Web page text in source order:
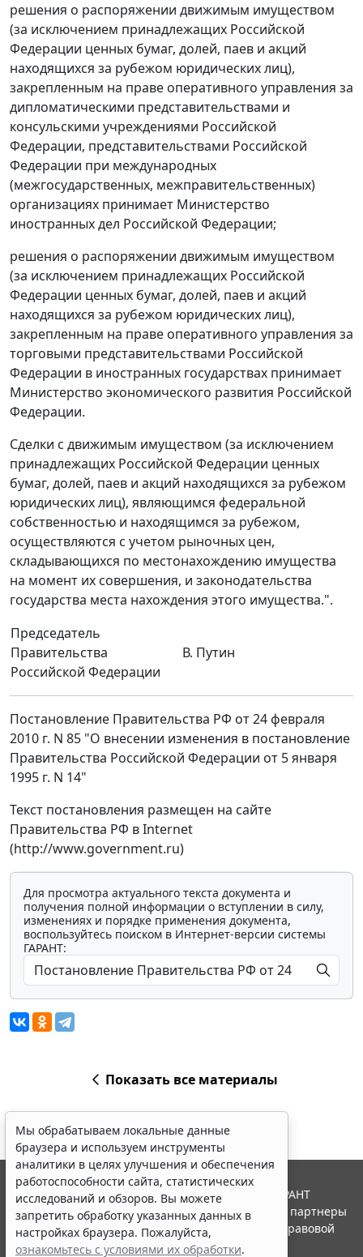
решения о распоряжении движимым имуществом
(за исключением принадлежащих Российской
Федерации ценных бумаг, долей, паев и акций
находящихся за рубежом юридических лиц),
закрепленным на праве оперативного управления за
дипломатическими представительствами и
консульскими учреждениями Российской
Федерации, представительствами Российской
Федерации при международных
(межгосударственных, межправительственных)
организациях принимает Министерство
иностранных дел Российской Федерации;
решения о распоряжении движимым имуществом
(за исключением принадлежащих Российской
Федерации ценных бумаг, долей, паев и акций
находящихся за рубежом юридических лиц),
закрепленным на праве оперативного управления за
торговыми представительствами Российской
Федерации в иностранных государствах принимает
Министерство экономического развития Российской
Федерации.
Сделки с движимым имуществом (за исключением
принадлежащих Российской Федерации ценных
бумаг, долей, паев и акций находящихся за рубежом
юридических лиц), являющимся федеральной
собственностью и находящимся за рубежом,
осуществляются с учетом рыночных цен,
складывающихся по местонахождению имущества
на момент их совершения, и законодательства
государства места нахождения этого имущества.".
Председатель
Правительства
Российской Федерации
В. Путин
Постановление Правительства РФ от 24 февраля
2010 г. N 85 "О внесении изменения в постановление
Правительства Российской Федерации от 5 января
1995 г. N 14"
Текст постановления размещен на сайте
Правительства РФ в Internet
(http://www.government.ru)
Для просмотра актуального текста документа и
получения полной информации о вступлении в силу,
изменениях и порядке применения документа,
воспользуйтесь поиском в Интернет-версии системы
ГАРАНТ:
Показать все материалы
Мы обрабатываем локальные данные
браузера и используем инструменты
аналитики в целях улучшения и обеспечения
работоспособности сайта, статистических
исследований и обзоров. Вы можете
запретить обработку указанных данных в
настройках браузера. Пожалуйста,
ознакомьтесь с условиями их обработки.
© ООО "НПП "ГАРАНТ-СЕРВИС", 2026. Система ГАРАНТ
выпускается с 1990 года. Компания "Гарант" и ее партнеры
являются участниками Российской ассоциации правовой
информации ГАРАНТ.